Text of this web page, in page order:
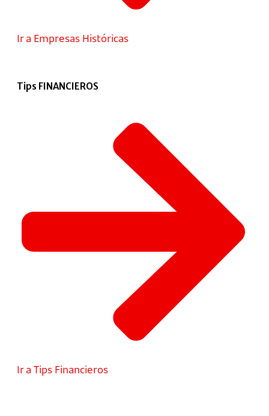
Ir a Empresas Históricas
Tips FINANCIEROS
Ir a Tips Financieros